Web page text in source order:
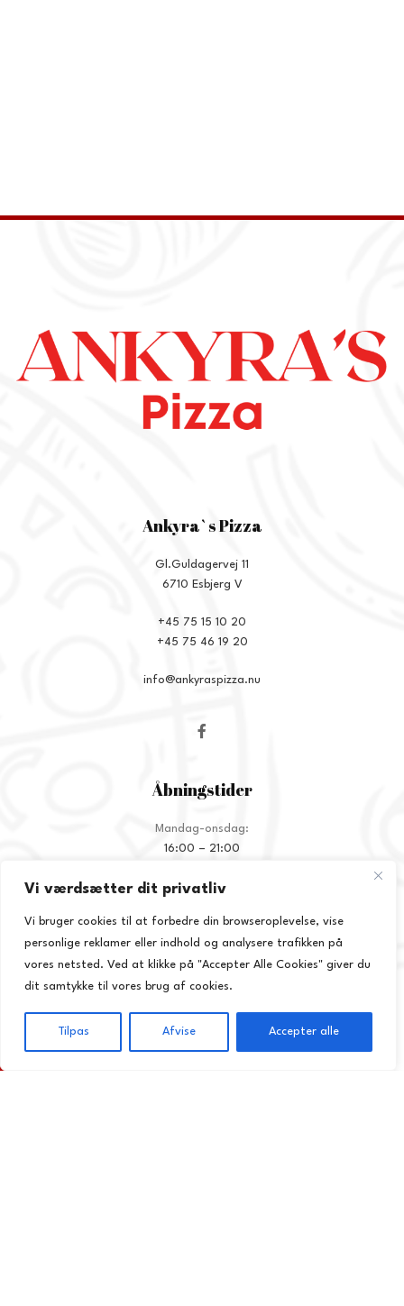
Vi værdsætter dit privatliv
Vi bruger cookies til at forbedre din browseroplevelse, vise
personlige reklamer eller indhold og analysere trafikken på
vores netsted. Ved at klikke på "Accepter Alle Cookies" giver du
dit samtykke til vores brug af cookies.
Tilpas Afvise
Accepter alle
Ankyra`s Pizza
Gl.Guldagervej 11
6710 Esbjerg V
+45 75 15 10 20
+45 75 46 19 20
info@ankyraspizza.nu
Åbningstider
Mandag-onsdag:
16:00 – 21:00
11:30 – 21:00
12:00 – 21:00